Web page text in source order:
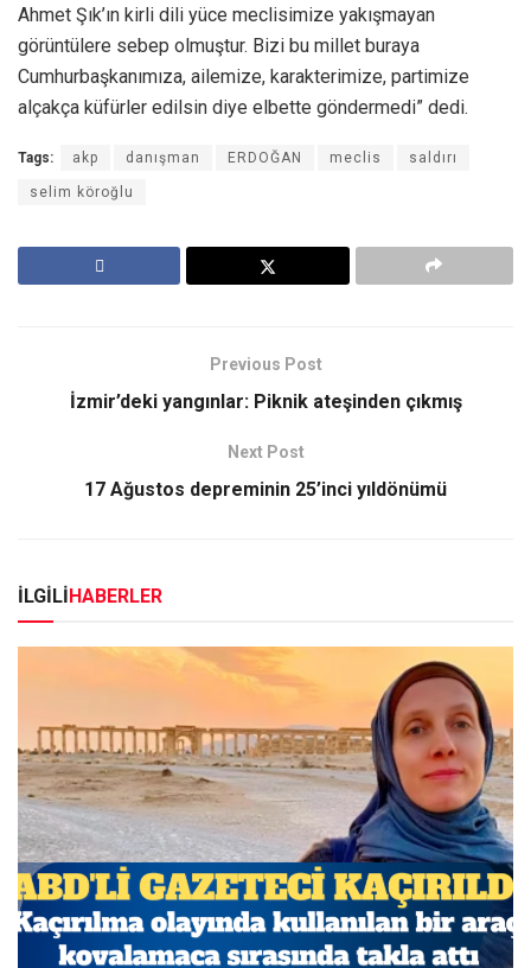
Ahmet Şık’ın kirli dili yüce meclisimize yakışmayan
görüntülere sebep olmuştur. Bizi bu millet buraya
Cumhurbaşkanımıza, ailemize, karakterimize, partimize
alçakça küfürler edilsin diye elbette göndermedi” dedi.
Tags: akp danışman ERDOĞAN meclis saldırı
selim köroğlu
Previous Post
İzmir’deki yangınlar: Piknik ateşinden çıkmış
Next Post
17 Ağustos depreminin 25’inci yıldönümü
İLGİLİHABERLER